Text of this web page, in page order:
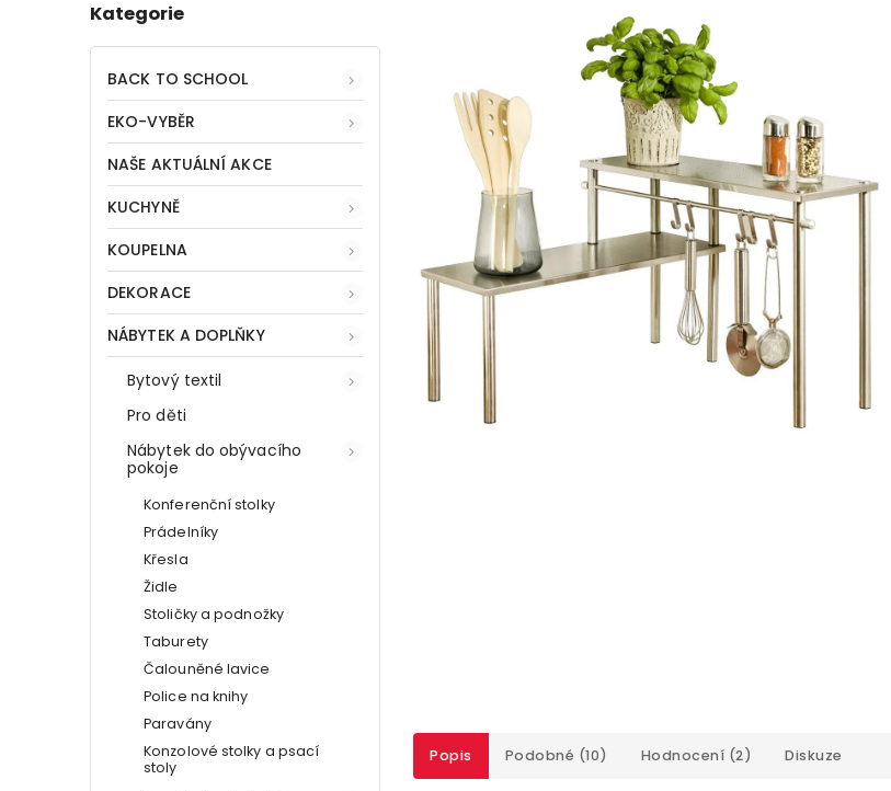
Kategorie
BACK TO SCHOOL
EKO-VYBĚR
NAŠE AKTUÁLNÍ AKCE
KUCHYNĚ
KOUPELNA
DEKORACE
NÁBYTEK A DOPLŇKY
Bytový textil
Pro děti
Nábytek do obývacího
pokoje
Konferenční stolky
Prádelníky
Křesla
Židle
Stoličky a podnožky
Taburety
Čalouněné lavice
Police na knihy
Paravány
Konzolové stolky a psací
stoly
Popis Podobné (10) Hodnocení (2) Diskuze